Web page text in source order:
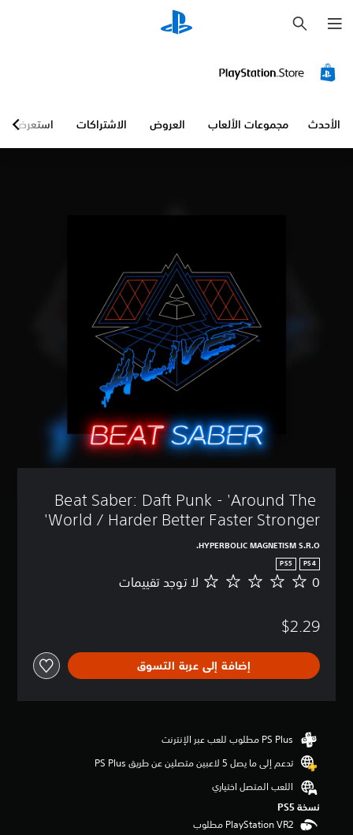
ح
ث
الأحدث مجموعات الألعاب العروض الاشتراكات استعرض
Beat Saber: Daft Punk - 'Around The
World / Harder Better Faster Stronger'
HYPERBOLIC MAGNETISM S.R.O.
PS4
PS5
ل
و
د
ت
0 لا توجد تقييمات
$2.29
إضافة إلى عربة التسوق
تدعم إلى ما يصل 5 لاعبين متصلين عن طريق PS Plus‏
اللعب المتصل اختياري
نسخة PS5‏